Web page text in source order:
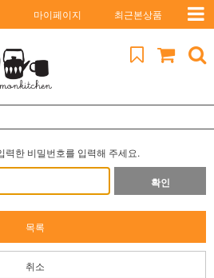
마이페이지 최근본상품
력한 비밀번호를 입력해 주세요.
확인
목록
취소